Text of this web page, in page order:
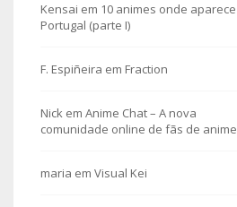
Kensai em 10 animes onde aparece
Portugal (parte I)
F. Espiñeira em Fraction
Nick em Anime Chat – A nova
comunidade online de fãs de anime
maria em Visual Kei